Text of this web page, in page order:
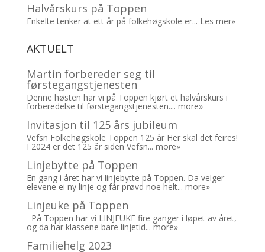
Halvårskurs på Toppen
Enkelte tenker at ett år på folkehøgskole er... Les mer»
AKTUELT
Martin forbereder seg til
førstegangstjenesten
Denne høsten har vi på Toppen kjørt et halvårskurs i
forberedelse til førstegangstjenesten.... more»
Invitasjon til 125 års jubileum
Vefsn Folkehøgskole Toppen 125 år Her skal det feires!
I 2024 er det 125 år siden Vefsn... more»
Linjebytte på Toppen
En gang i året har vi linjebytte på Toppen. Da velger
elevene ei ny linje og får prøvd noe helt... more»
Linjeuke på Toppen
På Toppen har vi LINJEUKE fire ganger i løpet av året,
og da har klassene bare linjetid... more»
Familiehelg 2023